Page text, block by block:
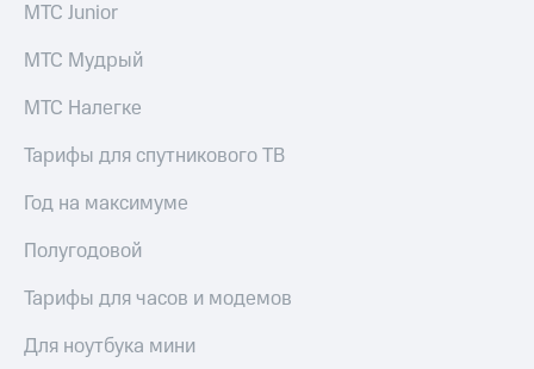
МТС Junior
МТС Мудрый
МТС Налегке
Тарифы для спутникового ТВ
Год на максимуме
Полугодовой
Тарифы для часов и модемов
Для ноутбука мини